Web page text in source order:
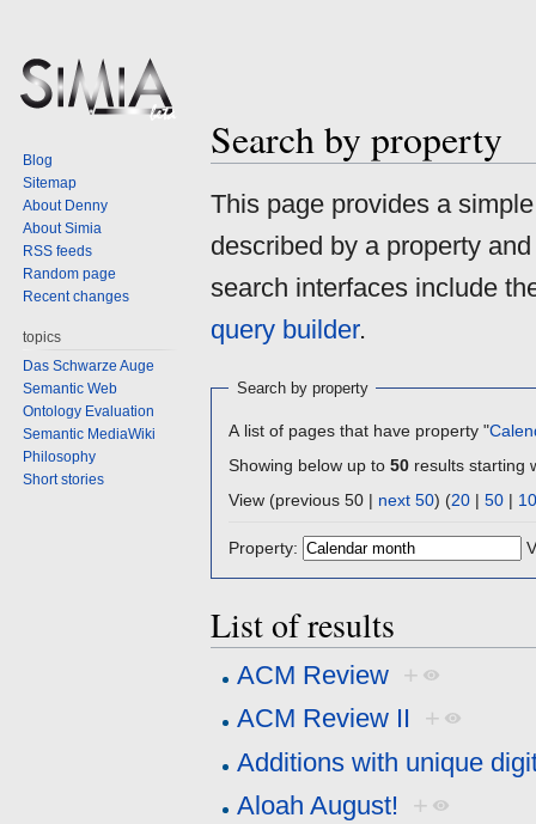
Search by property
Jump
navigation
Jump
search
This page provides a
described by a property
search interfaces include
query builder.
Search by property
A list of pages that have property "
Showing below up to 50 results starting
View (previous 50 | next 50) (20 | 50 |
Property:
List of results
ACM Review +
ACM Review II +
Additions with unique
Aloah August! +
Blog
Sitemap
About Denny
About Simia
RSS feeds
Random page
Recent changes
topics
Das Schwarze Auge
Semantic Web
Ontology Evaluation
Semantic MediaWiki
Philosophy
Short stories